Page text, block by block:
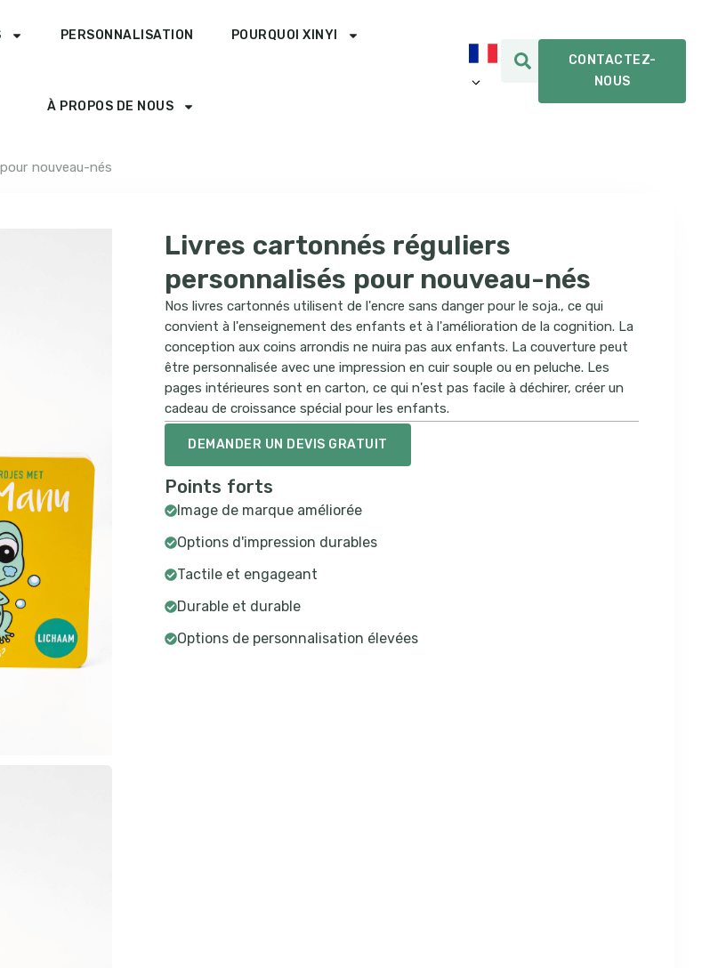
PERSONNALISATION POURQUOI XINYI
À PROPOS DE NOUS
CONTACTEZ-
NOUS
nouveau-nés
Livres cartonnés réguliers
personnalisés pour nouveau-nés
Nos livres cartonnés utilisent de l'encre sans danger pour le soja., ce qui
convient à l'enseignement des enfants et à l'amélioration de la cognition. La
conception aux coins arrondis ne nuira pas aux enfants. La couverture peut
être personnalisée avec une impression en cuir souple ou en peluche. Les
pages intérieures sont en carton, ce qui n'est pas facile à déchirer, créer un
cadeau de croissance spécial pour les enfants.
DEMANDER UN DEVIS GRATUIT
Points forts
Image de marque améliorée
Options d'impression durables
Tactile et engageant
Durable et durable
Options de personnalisation élevées